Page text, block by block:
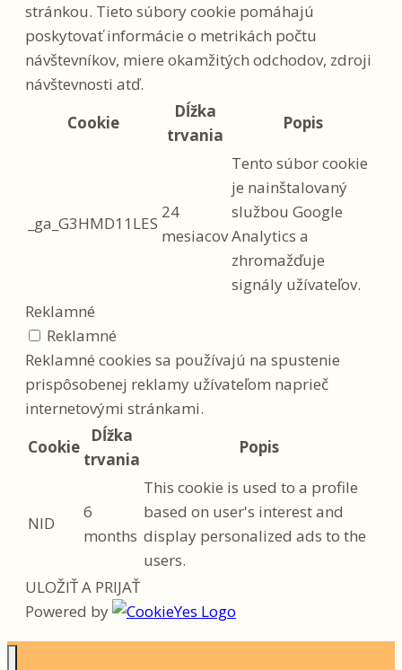
stránkou. Tieto súbory cookie pomáhajú
poskytovať informácie o metrikách počtu
návštevníkov, miere okamžitých odchodov, zdroji
návštevnosti atď.
Cookie
Dĺžka
trvania
Popis
_ga_G3HMD11LES
24
mesiacov
Tento súbor cookie
je nainštalovaný
službou Google
Analytics a
zhromažďuje
signály užívateľov.
Reklamné
Reklamné
Reklamné cookies sa používajú na spustenie
prispôsobenej reklamy užívateľom naprieč
internetovými stránkami.
Cookie
Dĺžka
trvania
Popis
NID
6
months
This cookie is used to a profile
based on user's interest and
display personalized ads to the
users.
ULOŽIŤ A PRIJAŤ
Powered by